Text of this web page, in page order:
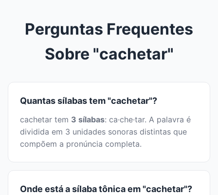
Perguntas Frequentes
Sobre "cachetar"
Quantas sílabas tem "cachetar"?
cachetar tem 3 sílabas: ca·che·tar. A palavra é
dividida em 3 unidades sonoras distintas que
compõem a pronúncia completa.
Onde está a sílaba tônica em "cachetar"?